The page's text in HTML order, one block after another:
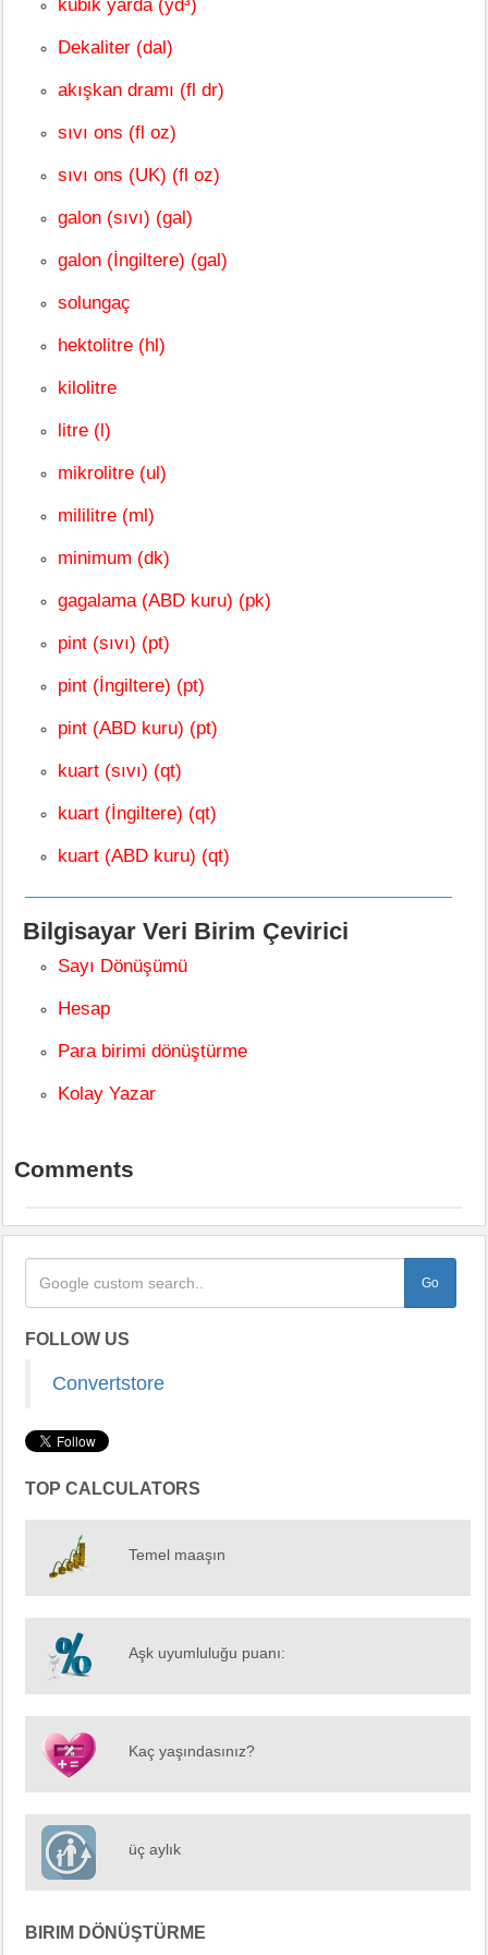
kübik yarda (yd³)
Dekaliter (dal)
akışkan dramı (fl dr)
sıvı ons (fl oz)
sıvı ons (UK) (fl oz)
galon (sıvı) (gal)
galon (İngiltere) (gal)
solungaç
hektolitre (hl)
kilolitre
litre (l)
mikrolitre (ul)
mililitre (ml)
minimum (dk)
gagalama (ABD kuru) (pk)
pint (sıvı) (pt)
pint (İngiltere) (pt)
pint (ABD kuru) (pt)
kuart (sıvı) (qt)
kuart (İngiltere) (qt)
kuart (ABD kuru) (qt)
Bilgisayar Veri Birim Çevirici
Sayı Dönüşümü
Hesap
Para birimi dönüştürme
Kolay Yazar
Comments
FOLLOW US
Convertstore
TOP CALCULATORS
Temel maaşın
Aşk uyumluluğu puanı:
Kaç yaşındasınız?
üç aylık
BIRIM DÖNÜŞTÜRME